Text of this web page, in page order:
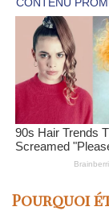
Pourquoi